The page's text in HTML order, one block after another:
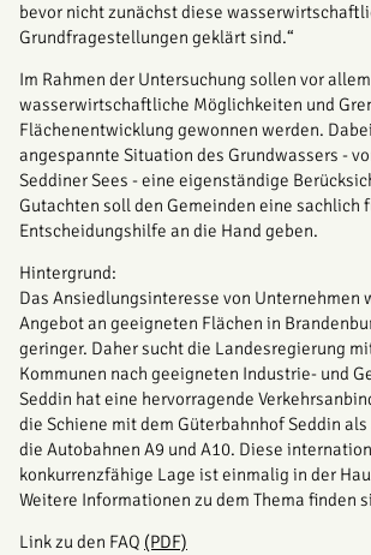
bevor nicht zunächst diese
Grundfragestellungen geklärt sind.“
Im Rahmen der Untersuchung sollen vor
wasserwirtschaftliche Möglichkeiten und
Flächenentwicklung gewonnen werden.
angespannte Situation des Grundwassers -
Seddiner Sees - eine eigenständige
Gutachten soll den Gemeinden eine sachlich
Entscheidungshilfe an die Hand geben.
Hintergrund:
Das Ansiedlungsinteresse von Unternehmen
Angebot an geeigneten Flächen in
geringer. Daher sucht die Landesregierung
Kommunen nach geeigneten Industrie- und
Seddin hat eine hervorragende
die Schiene mit dem Güterbahnhof Seddin
die Autobahnen A9 und A10. Diese
konkurrenzfähige Lage ist einmalig in der
Weitere Informationen zu dem Thema finden
Link zu den FAQ (PDF)